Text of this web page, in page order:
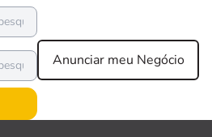
Anunciar meu Negócio